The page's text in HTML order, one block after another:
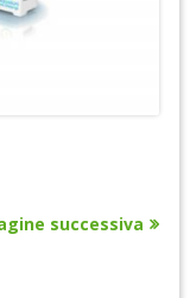
successiva